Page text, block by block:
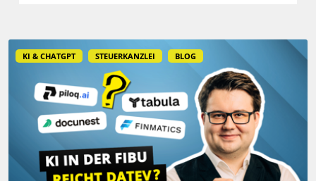
KI & CHATGPT STEUERKANZLEI BLOG